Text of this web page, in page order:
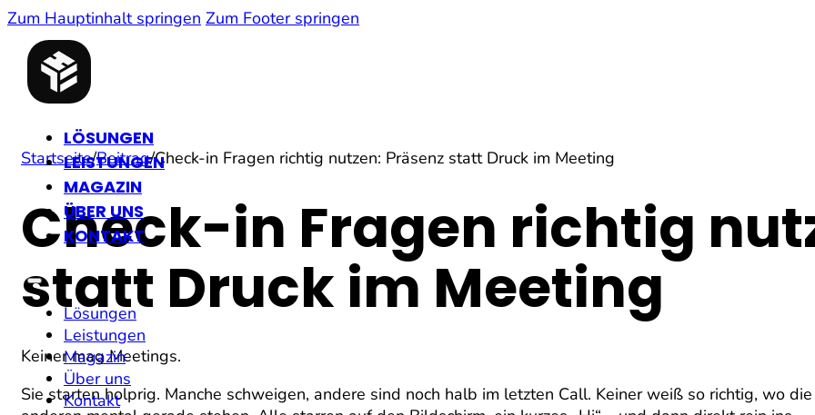
Zum Hauptinhalt springen Zum Footer springen
LÖSUNGEN
LEISTUNGEN
MAGAZIN
ÜBER UNS
KONTAKT
Lösungen
Leistungen
Magazin
Über uns
Kontakt
Startseite/Beitrag/Check-in Fragen richtig nutzen: Präsenz statt Druck im Meeting
Check-in Fragen richtig
statt Druck im Meeting
Keiner mag Meetings.
Sie starten holprig. Manche schweigen, andere sind noch halb im letzten Call. Keiner weiß so richtig, wo die